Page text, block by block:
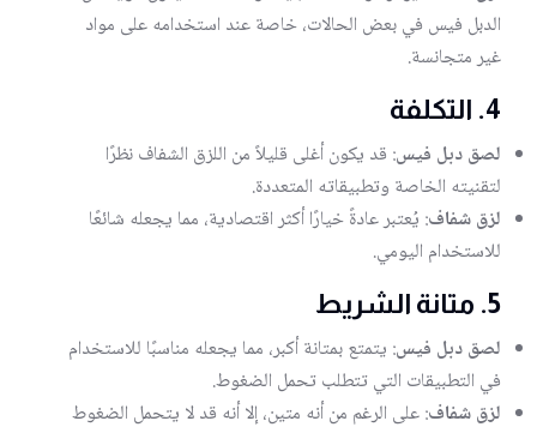
الدبل فيس في بعض الحالات، خاصة عند استخدامه على مواد
غير متجانسة.
4. التكلفة
لصق دبل فيس: قد يكون أغلى قليلاً من اللزق الشفاف نظرًا
لتقنيته الخاصة وتطبيقاته المتعددة.
لزق شفاف: يُعتبر عادةً خيارًا أكثر اقتصادية، مما يجعله شائعًا
للاستخدام اليومي.
5. متانة الشريط
لصق دبل فيس: يتمتع بمتانة أكبر، مما يجعله مناسبًا للاستخدام
في التطبيقات التي تتطلب تحمل الضغوط.
لزق شفاف: على الرغم من أنه متين، إلا أنه قد لا يتحمل الضغوط